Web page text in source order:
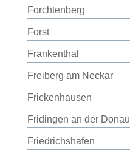
Forchtenberg
Forst
Frankenthal
Freiberg am Neckar
Frickenhausen
Fridingen an der Donau
Friedrichshafen